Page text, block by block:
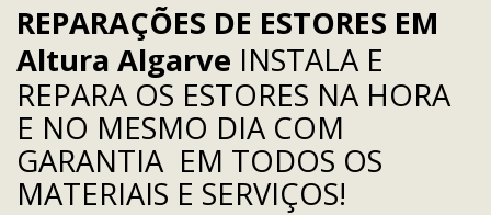
REPARAÇÕES DE ESTORES EM
Altura Algarve INSTALA E
REPARA OS ESTORES NA HORA
E NO MESMO DIA COM
GARANTIA EM TODOS OS
MATERIAIS E SERVIÇOS!